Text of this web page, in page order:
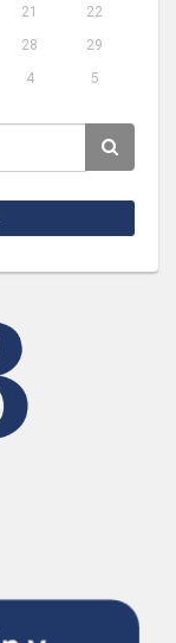
21
22
28
29
4 5